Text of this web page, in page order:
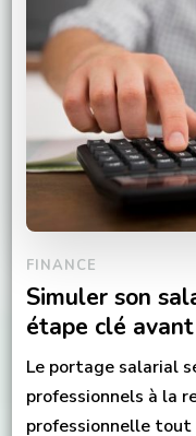
FINANCE
Simuler son
étape clé
Le portage salarial
professionnels à la
professionnelle tout